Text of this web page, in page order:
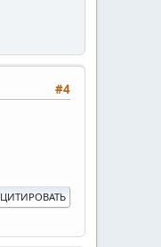
#4
ЦИТИРОВАТЬ